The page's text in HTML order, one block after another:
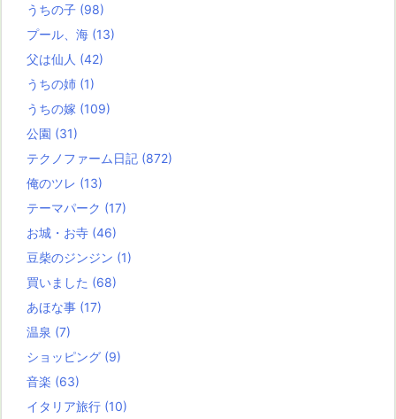
うちの子 (98)
プール、海 (13)
父は仙人 (42)
うちの姉 (1)
うちの嫁 (109)
公園 (31)
テクノファーム日記 (872)
俺のツレ (13)
テーマパーク (17)
お城・お寺 (46)
豆柴のジンジン (1)
買いました (68)
あほな事 (17)
温泉 (7)
ショッピング (9)
音楽 (63)
イタリア旅行 (10)